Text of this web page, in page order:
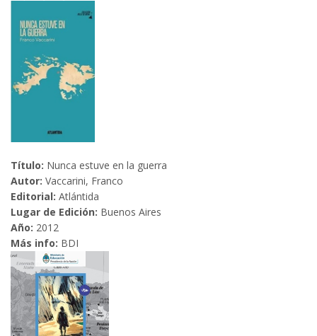
Título: Nunca estuve en la guerra
Autor: Vaccarini, Franco
Editorial: Atlántida
Lugar de Edición: Buenos Aires
Año: 2012
Más info: BDI